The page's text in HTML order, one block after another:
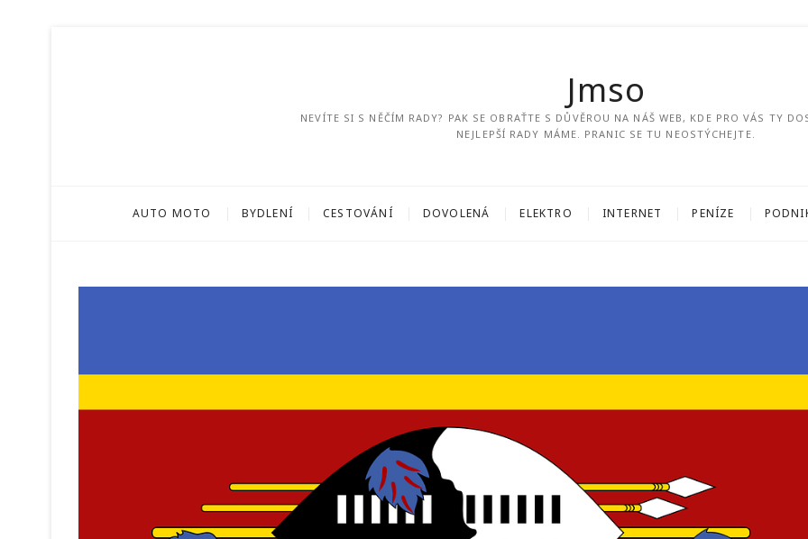
Jmso
NEVÍTE SI S NĚČÍM RADY? PAK SE OBRAŤTE S DŮVĚROU NA NÁŠ WEB, KDE PRO VÁS TY
NEJLEPŠÍ RADY MÁME. PRANIC SE TU NEOSTÝCHEJTE.
AUTO MOTO BYDLENÍ CESTOVÁNÍ DOVOLENÁ ELEKTRO INTERNET PENÍZE